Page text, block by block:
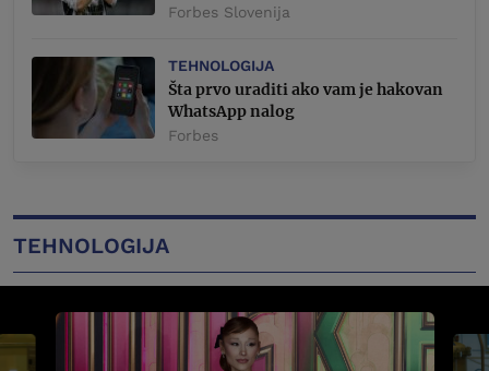
Forbes Slovenija
TEHNOLOGIJA
Šta prvo uraditi ako vam je hakovan
WhatsApp nalog
Forbes
TEHNOLOGIJA